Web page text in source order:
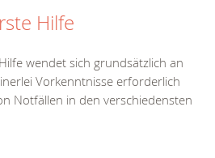
Hilfe
wendet sich grundsätzlich an
Vorkenntnisse erforderlich
Notfällen in den verschiedensten